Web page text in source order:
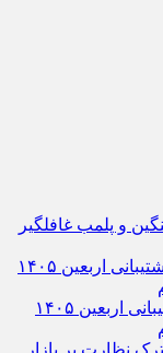
و پلمب غافلگیر
تجلیل از رانندگان ناوگان آبرسانی و پشتیبانی اربعین ۱۴۰۵